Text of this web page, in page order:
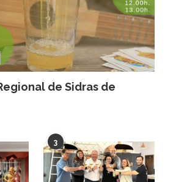
de Sidras de
3